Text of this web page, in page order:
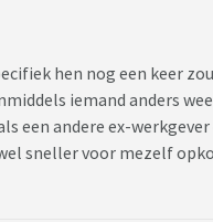
hen nog een keer
iemand anders
een andere ex-
sneller voor mezelf